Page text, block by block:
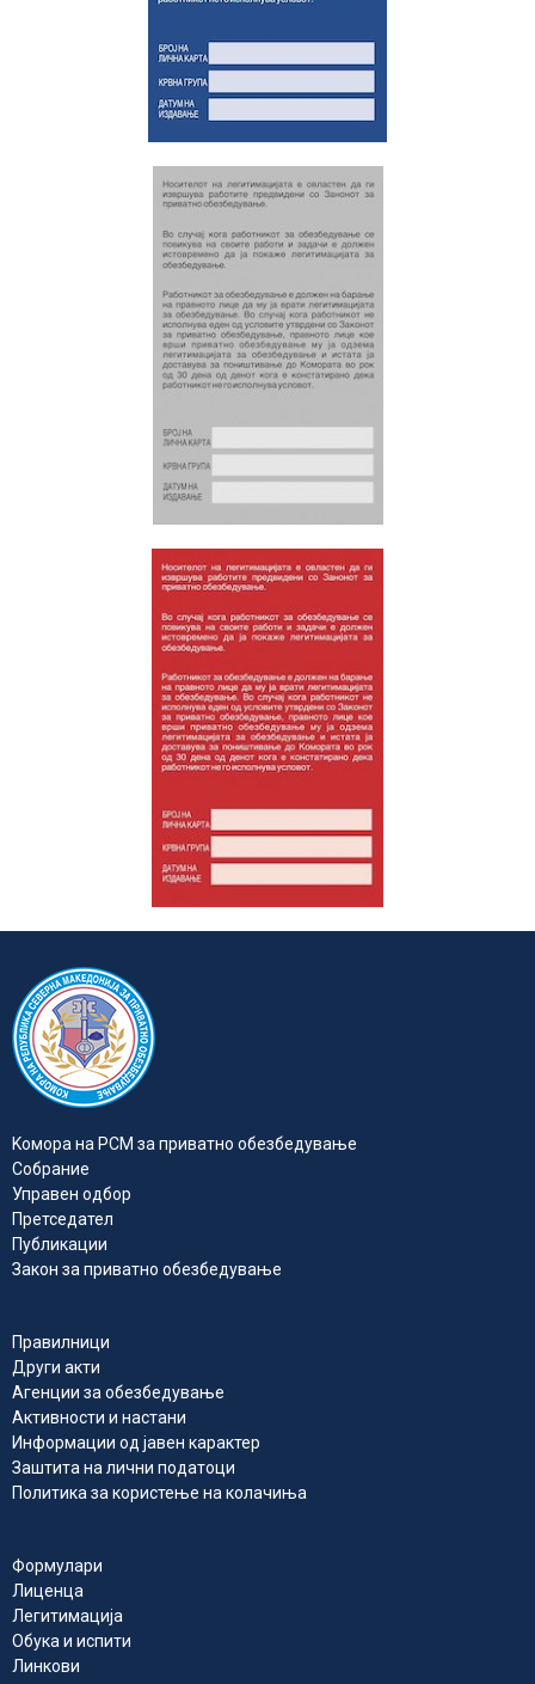
Kомора на РСМ за приватно обезбедувањe
Собрание
Управен одбор
Претседател
Публикации
Закон за приватно обезбедување
Правилници
Други акти
Агенции за обезбедување
Активности и настани
Информации од јавен карактер
Заштита на лични податоци
Политика за користење на колачиња
Формулари
Лиценца
Легитимација
Обука и испити
Линкови